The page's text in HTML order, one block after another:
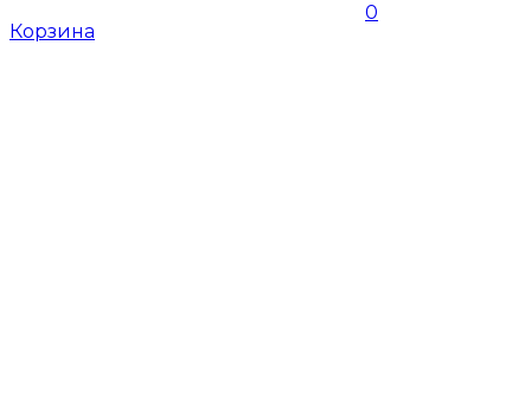
0
Корзина